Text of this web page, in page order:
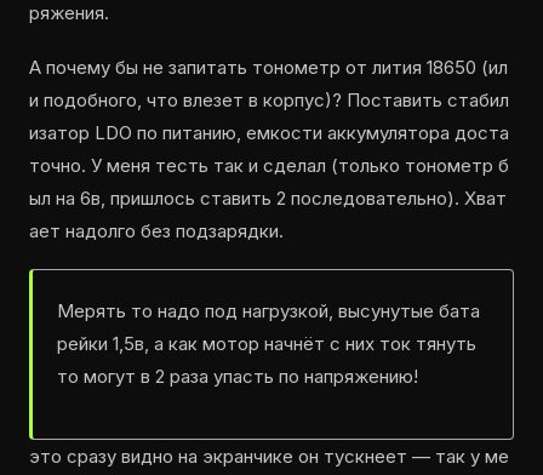
ряжения.
А почему бы не запитать тонометр от лития 18650 (ил
и подобного, что влезет в корпус)? Поставить стабил
изатор LDO по питанию, емкости аккумулятора доста
точно. У меня тесть так и сделал (только тонометр б
ыл на 6в, пришлось ставить 2 последовательно). Хват
ает надолго без подзарядки.
Мерять то надо под нагрузкой, высунутые бата
рейки 1,5в, а как мотор начнёт с них ток тянуть
то могут в 2 раза упасть по напряжению!
это сразу видно на экранчике он тускнеет — так у ме